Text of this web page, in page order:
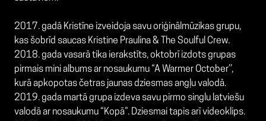
2017. gadā Kristīne izveidoja savu oriģinālmūzikas grupu,
kas šobrīd saucas Kristine Praulina & The Soulful Crew.
2018. gada vasarā tika ierakstīts, oktobrī izdots grupas
pirmais mini albums ar nosaukumu “A Warmer October’’,
kurā apkopotas četras jaunas dziesmas angļu valodā.
2019. gada martā grupa izdeva savu pirmo singlu latviešu
valodā ar nosaukumu “Kopā”. Dziesmai tapis arī videoklips.